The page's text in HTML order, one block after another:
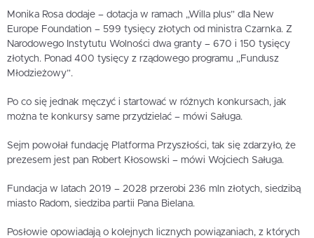
Monika Rosa dodaje – dotacja w ramach „Willa plus” dla New
Europe Foundation – 599 tysięcy złotych od ministra Czarnka. Z
Narodowego Instytutu Wolności dwa granty – 670 i 150 tysięcy
złotych. Ponad 400 tysięcy z rządowego programu „Fundusz
Młodzieżowy”.
Po co się jednak męczyć i startować w różnych konkursach, jak
można te konkursy same przydzielać – mówi Saługa.
Sejm powołał fundację Platforma Przyszłości, tak się zdarzyło, że
prezesem jest pan Robert Kłosowski – mówi Wojciech Saługa.
Fundacja w latach 2019 – 2028 przerobi 236 mln złotych, siedzibą
miasto Radom, siedziba partii Pana Bielana.
Posłowie opowiadają o kolejnych licznych powiązaniach, z których